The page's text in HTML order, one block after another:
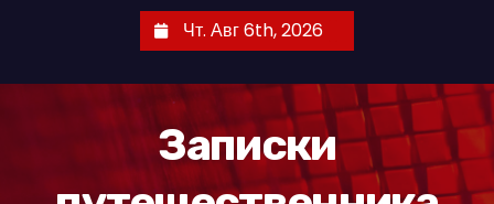
Чт. Авг 6th, 2026
Записки